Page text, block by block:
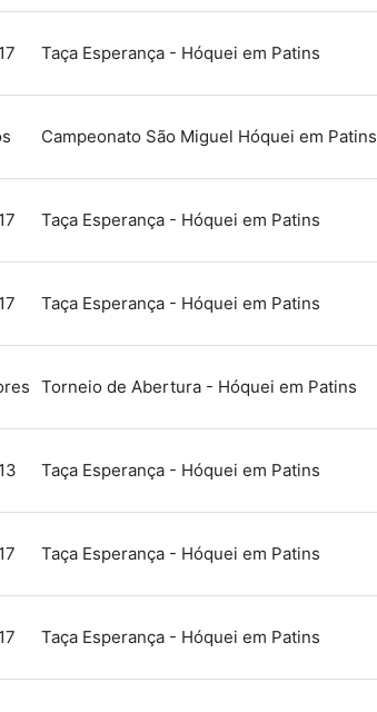
Taça Esperança - Hóquei em Patins
Campeonato São Miguel Hóquei em Patins
Taça Esperança - Hóquei em Patins
Taça Esperança - Hóquei em Patins
Torneio de Abertura - Hóquei em Patins
Taça Esperança - Hóquei em Patins
Taça Esperança - Hóquei em Patins
Taça Esperança - Hóquei em Patins